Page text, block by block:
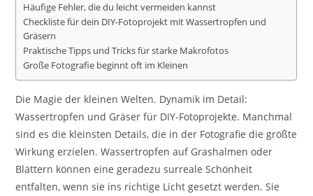
Häufige Fehler, die du leicht vermeiden kannst
Checkliste für dein DIY-Fotoprojekt mit Wassertropfen und
Gräsern
Praktische Tipps und Tricks für starke Makrofotos
Große Fotografie beginnt oft im Kleinen
Die Magie der kleinen Welten. Dynamik im Detail:
Wassertropfen und Gräser für DIY-Fotoprojekte. Manchmal
sind es die kleinsten Details, die in der Fotografie die größte
Wirkung erzielen. Wassertropfen auf Grashalmen oder
Blättern können eine geradezu surreale Schönheit
entfalten, wenn sie ins richtige Licht gesetzt werden. Sie